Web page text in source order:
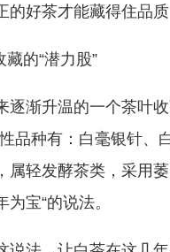
的好茶才能藏得住品质
的“潜力股”
渐升温的一个茶叶收
品种有：白毫银针、
属轻发酵茶类，采用
宝“的说法。